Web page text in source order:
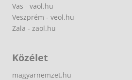
Vas - vaol.hu
Veszprém - veol.hu
Zala - zaol.hu
Közélet
magyarnemzet.hu